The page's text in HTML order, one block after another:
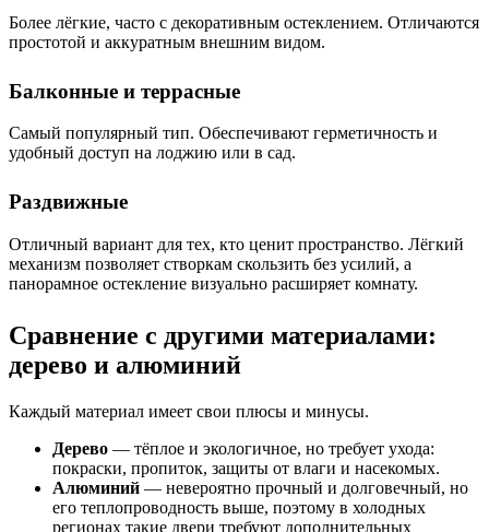
Более лёгкие, часто с декоративным остеклением. Отличаются
простотой и аккуратным внешним видом.
Балконные и террасные
Самый популярный тип. Обеспечивают герметичность и
удобный доступ на лоджию или в сад.
Раздвижные
Отличный вариант для тех, кто ценит пространство. Лёгкий
механизм позволяет створкам скользить без усилий, а
панорамное остекление визуально расширяет комнату.
Сравнение с другими материалами:
дерево и алюминий
Каждый материал имеет свои плюсы и минусы.
Дерево — тёплое и экологичное, но требует ухода:
покраски, пропиток, защиты от влаги и насекомых.
Алюминий — невероятно прочный и долговечный, но
его теплопроводность выше, поэтому в холодных
регионах такие двери требуют дополнительных